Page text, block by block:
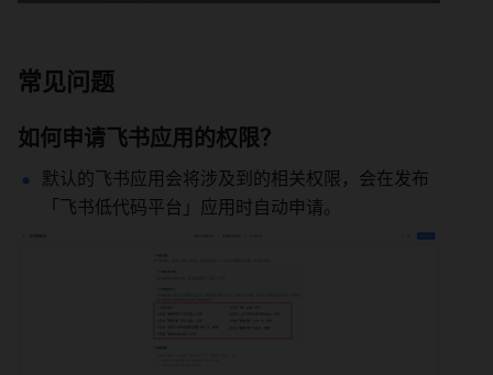
常见问题
如何申请飞书应用的权限？
默认的飞书应用会将涉及到的相关权限，会在发布
「飞书低代码平台」应用时自动申请。